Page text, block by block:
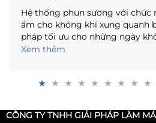
Hệ thống phun sương với chức
ẩm cho không khí xung quanh
pháp tối ưu cho những ngày
thống phun sương không chỉ
rõ hơn về máy phun sương, bài
nhìn tổng quát về máy phun
Xem thêm
CÔNG TY TNHH GIẢI PHÁP LÀM